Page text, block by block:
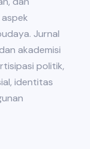
Jurnal
akademisi
politik,
identitas